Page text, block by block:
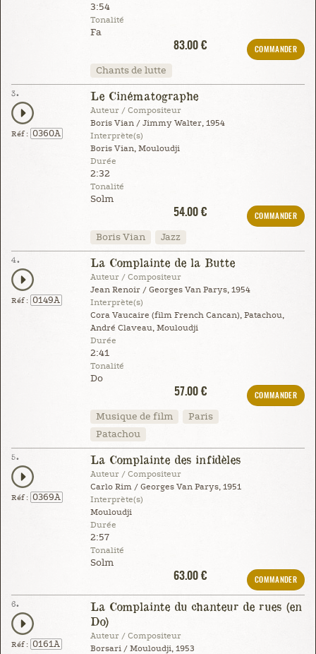
3:54
Tonalité
Fa
83.00 €
COMMANDER
Chants de lutte
3.
Réf : 0360A
Le Cinématographe
Auteur / Compositeur
Boris Vian / Jimmy Walter, 1954
Interprète(s)
Boris Vian, Mouloudji
Durée
2:32
Tonalité
Solm
54.00 €
COMMANDER
Boris Vian Jazz
4.
Réf : 0149A
La Complainte de la Butte
Auteur / Compositeur
Jean Renoir / Georges Van Parys, 1954
Interprète(s)
Cora Vaucaire (film French Cancan), Patachou,
André Claveau, Mouloudji
Durée
2:41
Tonalité
Do
57.00 €
COMMANDER
Musique de film
Paris
Patachou
5.
Réf : 0369A
La Complainte des infidèles
Auteur / Compositeur
Carlo Rim / Georges Van Parys, 1951
Interprète(s)
Mouloudji
Durée
2:57
Tonalité
Solm
63.00 €
COMMANDER
6.
Réf : 0161A
La Complainte du chanteur de rues (en
Do)
Auteur / Compositeur
Borsari / Mouloudji, 1953